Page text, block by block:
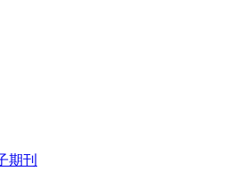
期刊